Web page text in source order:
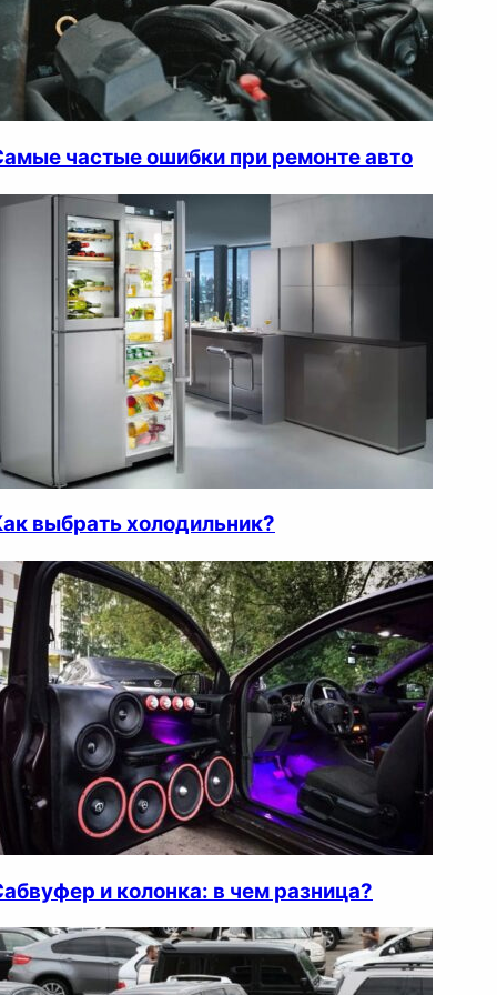
частые ошибки при ремонте авто
выбрать холодильник?
и колонка: в чем разница?